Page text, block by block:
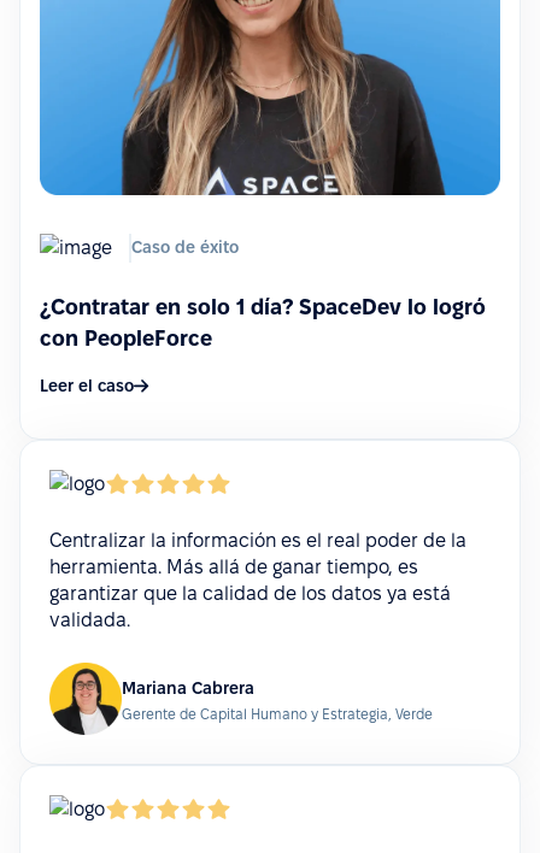
Caso de éxito
¿Contratar en solo 1 día? SpaceDev lo logró
con PeopleForce
Leer el caso
Centralizar la información es el real poder de la
herramienta. Más allá de ganar tiempo, es
garantizar que la calidad de los datos ya está
validada.
Mariana Cabrera
Gerente de Capital Humano y Estrategia, Verde